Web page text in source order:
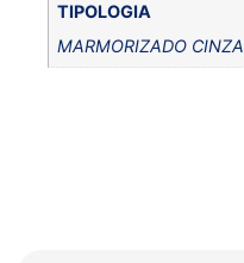
TIPOLOGIA
MARMORIZADO CINZA